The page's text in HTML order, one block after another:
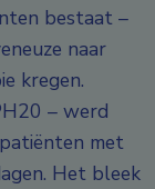
bestaat –
naar
kregen.
– werd
met
Het bleek